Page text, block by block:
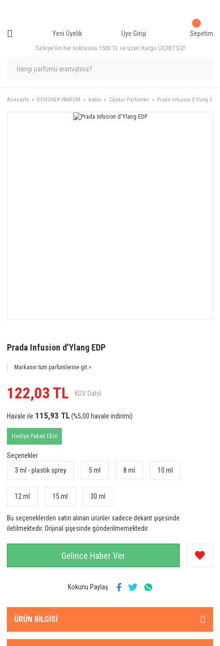
Türkiye'nin her noktasına 1500 TL ve üzeri Kargo ÜCRETSİZ!
Yeni Üyelik Üye Girişi Sepetim
Anasayfa DESIGNER PARFÜM Kadın Çiçeksi Parfümler Prada Infusion d'Ylang EDP
Prada Infusion d'Ylang EDP
Markanın tüm parfümlerine git >
122,03 TL KDV Dahil
Havale ile 115,93 TL(%5,00 havale indirimi)
Hediye Paketi Ekle
Seçenekler
3 ml - plastik sprey
5 ml 8 ml 10 ml
12 ml 15 ml 30 ml
Bu seçeneklerden satın alınan ürünler sadece dekant şişesinde
iletilmektedir. Orijinal şişesinde gönderilmemektedir.
Gelince Haber Ver
Kokunu Paylaş
ÜRÜN BILGISI